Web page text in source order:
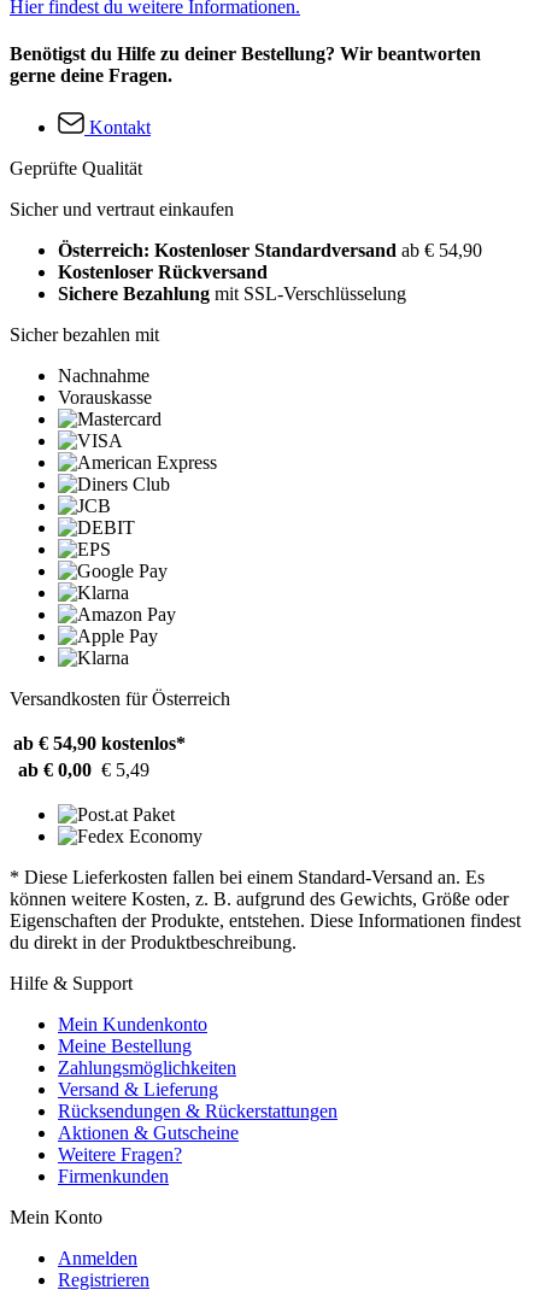
Hier findest du weitere Informationen.
Benötigst du Hilfe zu deiner Bestellung? Wir beantworten
gerne deine Fragen.
Kontakt
Geprüfte Qualität
Sicher und vertraut einkaufen
Österreich: Kostenloser Standardversand ab € 54,90
Kostenloser Rückversand
Sichere Bezahlung mit SSL-Verschlüsselung
Sicher bezahlen mit
Nachnahme
Vorauskasse
Versandkosten für Österreich
ab € 54,90 kostenlos*
ab € 0,00 € 5,49
* Diese Lieferkosten fallen bei einem Standard-Versand an. Es
können weitere Kosten, z. B. aufgrund des Gewichts, Größe oder
Eigenschaften der Produkte, entstehen. Diese Informationen findest
du direkt in der Produktbeschreibung.
Hilfe & Support
Mein Kundenkonto
Meine Bestellung
Zahlungsmöglichkeiten
Versand & Lieferung
Rücksendungen & Rückerstattungen
Aktionen & Gutscheine
Weitere Fragen?
Firmenkunden
Mein Konto
Anmelden
Registrieren